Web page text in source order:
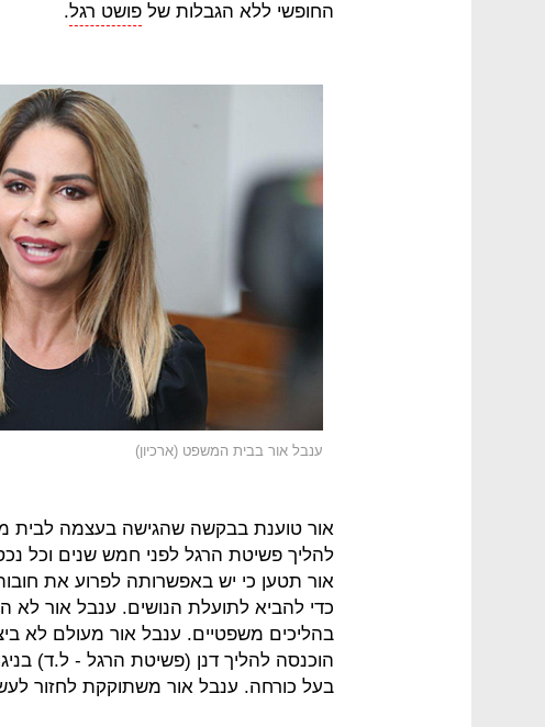
החופשי ללא הגבלות של פושט רגל.
ענבל אור בבית המשפט (ארכיון)
אור טוענת בבקשה שהגישה בעצמה לבית
להליך פשיטת הרגל לפני חמש שנים וכל
אור תטען כי יש באפשרותה לפרוע את
כדי להביא לתועלת הנושים. ענבל אור לא
בהליכים משפטיים. ענבל אור מעולם לא
הוכנסה להליך דנן (פשיטת הרגל - ל.ד)
בעל כורחה. ענבל אור משתוקקת לחזור